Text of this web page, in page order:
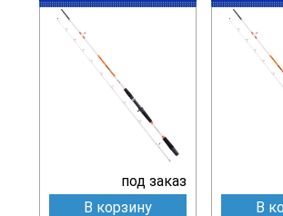
под заказ
В корзину
В